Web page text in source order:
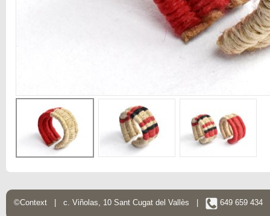
©Context | c. Viñolas, 10 Sant Cugat del Vallès | 649 659